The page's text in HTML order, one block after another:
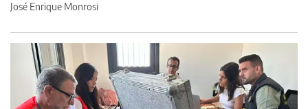
José Enrique Monrosi